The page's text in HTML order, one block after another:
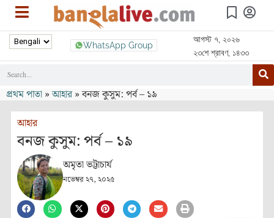
WhatsApp Group
আগস্ট ৭, ২০২৬
২৩শে শ্রাবণ, ১৪৩৩
প্রথম পাতা »আহার»বনজ কুসুম: পর্ব – ১৯
আহার
বনজ কুসুম: পর্ব – ১৯
অমৃতা ভট্টাচার্য
নভেম্বর ২৭, ২০২৫